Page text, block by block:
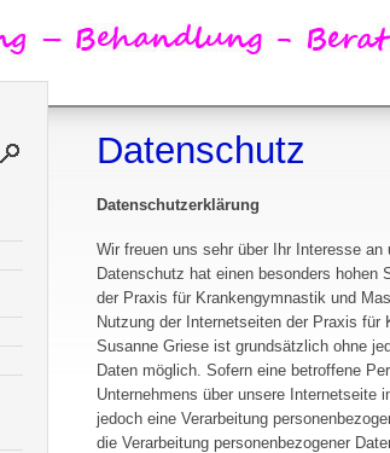
Datenschutz
Datenschutzerklärung
Wir freuen uns sehr über Ihr Interesse an
Datenschutz hat einen besonders hohen
der Praxis für Krankengymnastik und
Nutzung der Internetseiten der Praxis für
Susanne Griese ist grundsätzlich ohne
Daten möglich. Sofern eine betroffene
Unternehmens über unsere Internetseite
jedoch eine Verarbeitung
die Verarbeitung personenbezogener